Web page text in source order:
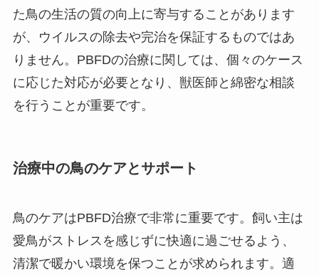
た鳥の生活の質の向上に寄与することがあります
が、ウイルスの除去や完治を保証するものではあ
りません。PBFDの治療に関しては、個々のケース
に応じた対応が必要となり、獣医師と綿密な相談
を行うことが重要です。
治療中の鳥のケアとサポート
鳥のケアはPBFD治療で非常に重要です。飼い主は
愛鳥がストレスを感じずに快適に過ごせるよう、
清潔で暖かい環境を保つことが求められます。適